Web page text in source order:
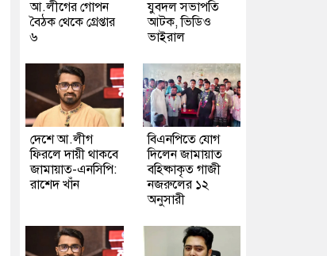
আ.লীগের গোপন
বৈঠক থেকে গ্রেপ্তার
৬
যুবদল সভাপতি
আটক, ভিডিও
ভাইরাল
দেশে আ.লীগ
ফিরলে দায়ী থাকবে
জামায়াত-এনসিপি:
রাশেদ খাঁন
বিএনপিতে যোগ
দিলেন জামায়াত
বহিষ্কাকৃত গাজী
নজরুলের ১২
অনুসারী